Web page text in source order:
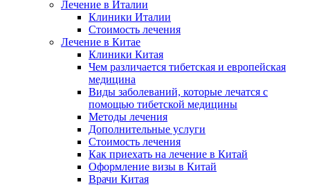
Лечение в Италии
Клиники Италии
Стоимость лечения
Лечение в Китае
Клиники Китая
Чем различается тибетская и европейская
медицина
Виды заболеваний, которые лечатся с
помощью тибетской медицины
Методы лечения
Дополнительные услуги
Стоимость лечения
Как приехать на лечение в Китай
Оформление визы в Китай
Врачи Китая